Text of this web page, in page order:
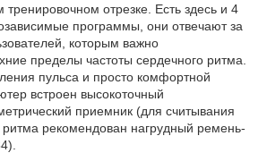
тренировочном отрезке. Есть здесь и 4
программы, они отвечают за
которым важно
пределы частоты сердечного ритма.
пульса и просто комфортной
встроен высокоточный
приемник (для считывания
ритма рекомендован нагрудный ремень-